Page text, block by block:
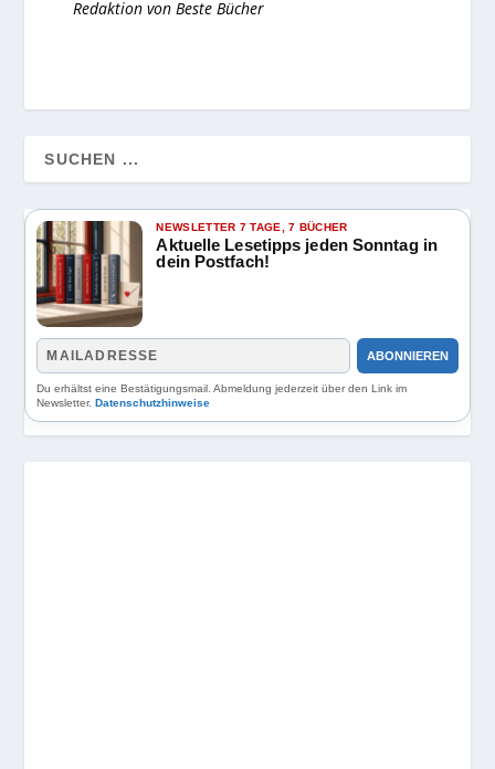
Redaktion von Beste Bücher
NEWSLETTER 7 TAGE, 7 BÜCHER
Aktuelle Lesetipps jeden Sonntag in
dein Postfach!
ABONNIEREN
Du erhältst eine Bestätigungsmail. Abmeldung jederzeit über den Link im
Newsletter. Datenschutzhinweise